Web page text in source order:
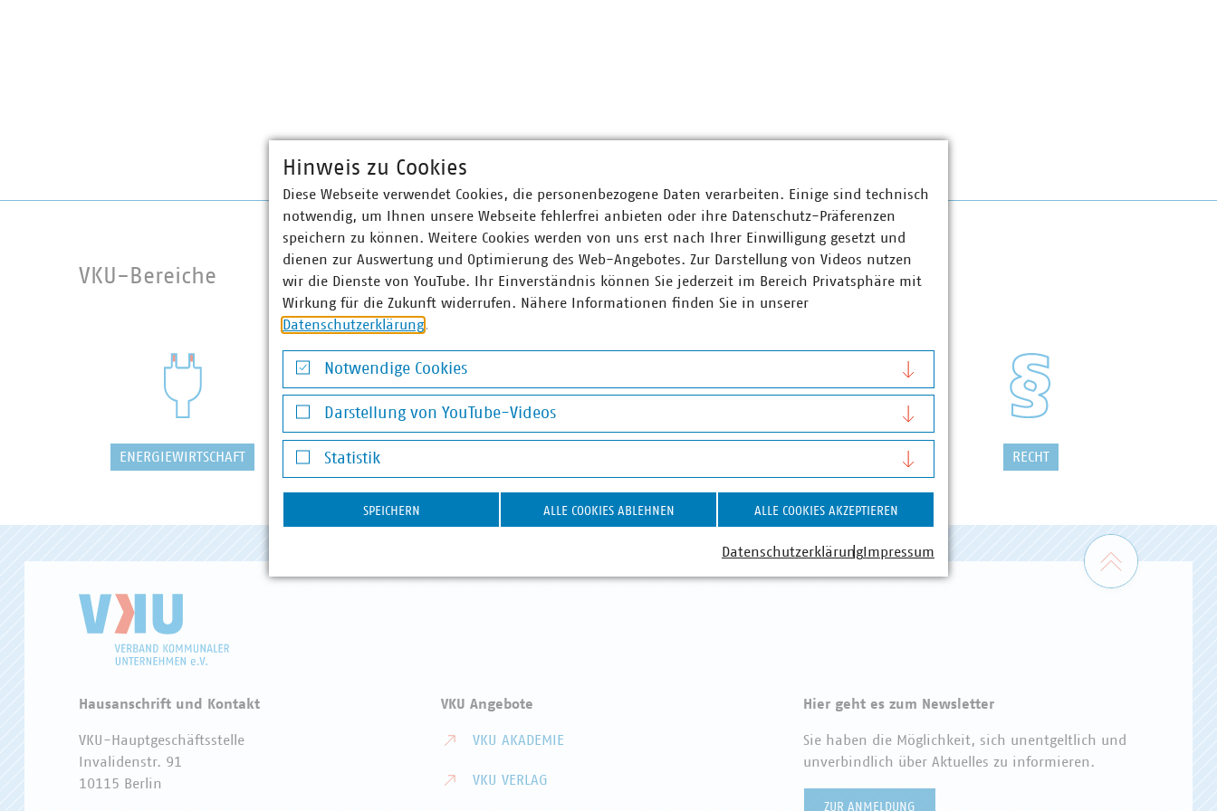
VKU-Bereiche
ENERGIEWIRTSCHAFT WASSER/ABWASSER RECHT
Zum
Hausanschrift und Kontakt
VKU-Hauptgeschäftsstelle
Invalidenstr. 91
10115 Berlin
VKU Angebote
VKU AKADEMIE
VKU VERLAG
Hier geht es zum Newsletter
Sie haben die Möglichkeit, sich unentgeltlich und
unverbindlich über Aktuelles zu informieren.
ZUR ANMELDUNG
Hinweis zu Cookies
Diese Webseite verwendet Cookies, die personenbezogene Daten verarbeiten. Einige sind technisch
notwendig, um Ihnen unsere Webseite fehlerfrei anbieten oder ihre Datenschutz-Präferenzen
speichern zu können. Weitere Cookies werden von uns erst nach Ihrer Einwilligung gesetzt und
dienen zur Auswertung und Optimierung des Web-Angebotes. Zur Darstellung von Videos nutzen
wir die Dienste von YouTube. Ihr Einverständnis können Sie jederzeit im Bereich Privatsphäre mit
Wirkung für die Zukunft widerrufen. Nähere Informationen finden Sie in unserer
Datenschutzerklärung.
Notwendige Cookies
Notwendige Cookies
Darstellung von YouTube-Videos
Darstellung von YouTube-Videos
Statistik
Statistik
SPEICHERN ALLE COOKIES ABLEHNEN ALLE COOKIES AKZEPTIEREN
DatenschutzerklärungImpressum